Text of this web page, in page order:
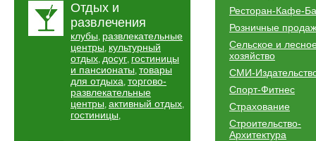
Отдых и
развлечения
клубы, развлекательные
центры, культурный
отдых, досуг, гостиницы
и пансионаты, товары
для отдыха, торгово-
развлекательные
центры, активный отдых,
гостиницы,
Ресторан-Кафе-
Розничные
Сельское и
хозяйство
СМИ-
Спорт-Фитнес
Страхование
Строительство-
Архитектура